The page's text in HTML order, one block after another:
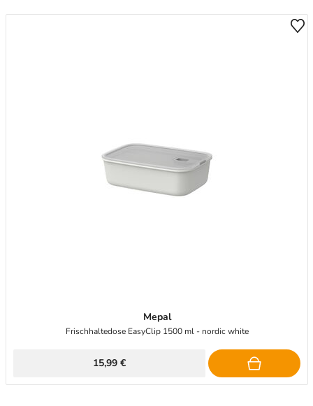
Mepal
Frischhaltedose EasyClip 1500 ml - nordic white
15,99 €